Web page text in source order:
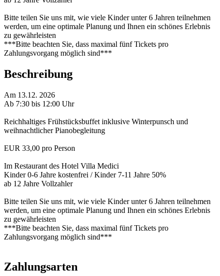
Bitte teilen Sie uns mit, wie viele Kinder unter 6 Jahren teilnehmen
werden, um eine optimale Planung und Ihnen ein schönes Erlebnis
zu gewährleisten
***Bitte beachten Sie, dass maximal fünf Tickets pro
Zahlungsvorgang möglich sind***
Beschreibung
Am 13.12. 2026
Ab 7:30 bis 12:00 Uhr
Reichhaltiges Frühstücksbuffet inklusive Winterpunsch und
weihnachtlicher Pianobegleitung
EUR 33,00 pro Person
Im Restaurant des Hotel Villa Medici
Kinder 0-6 Jahre kostenfrei / Kinder 7-11 Jahre 50%
ab 12 Jahre Vollzahler
Bitte teilen Sie uns mit, wie viele Kinder unter 6 Jahren teilnehmen
werden, um eine optimale Planung und Ihnen ein schönes Erlebnis
zu gewährleisten
***Bitte beachten Sie, dass maximal fünf Tickets pro
Zahlungsvorgang möglich sind***
Zahlungsarten